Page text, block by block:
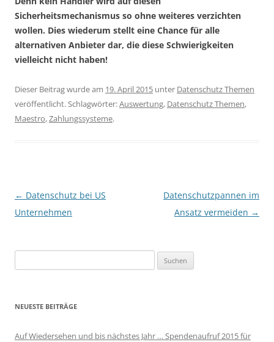
Sicherheitsmechanismus so ohne weiteres verzichten
wollen. Dies wiederum stellt eine Chance für alle
alternativen Anbieter dar, die diese Schwierigkeiten
vielleicht nicht haben!
Dieser Beitrag wurde am 19. April 2015 unter Datenschutz Themen
veröffentlicht. Schlagwörter:Auswertung, Datenschutz Themen,
Maestro,Zahlungssysteme.
Beitragsnavigation
← Datenschutz bei US
Unternehmen
Datenschutzpannen im
Ansatz vermeiden →
nach:
NEUESTE BEITRÄGE
Auf Wiedersehen und bis nächstes Jahr … Spendenaufruf 2015 für